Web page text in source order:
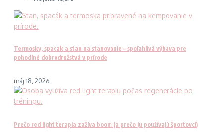
Termosky, spacak a stan na stanovanie – spoľahlivá výbava pre
pohodlné dobrodružstvá v prírode
máj 18, 2026
Prečo red light terapia zažíva boom (a prečo ju používajú športovci)